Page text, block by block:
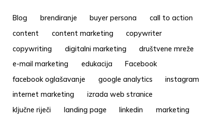
Blog brendiranje buyer persona
call to action
content
content marketing
copywriter
copywriting
digitalni marketing
društvene mreže
e-mail marketing
edukacija
Facebook
facebook oglašavanje
google analytics
instagram
internet marketing
izrada web stranice
ključne riječi
landing page linkedin
marketing